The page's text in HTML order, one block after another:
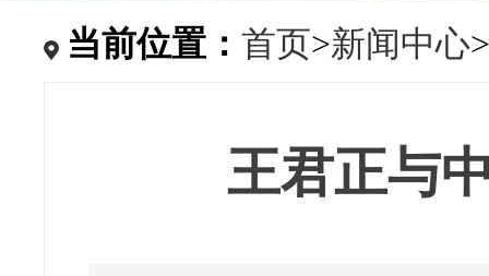
当前位置： 首页>新闻中心>
王君正与